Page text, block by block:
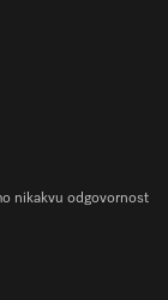
nikakvu odgovornost